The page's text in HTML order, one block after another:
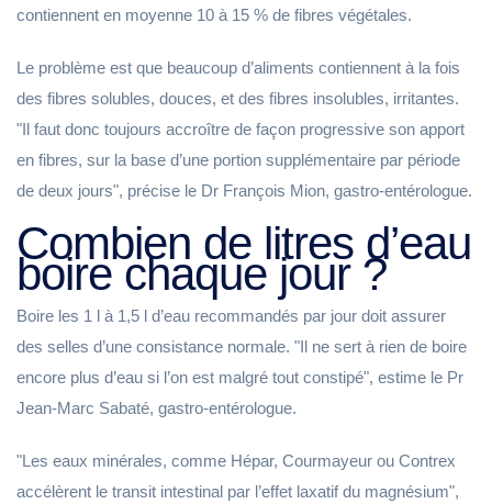
contiennent en moyenne 10 à 15 % de fibres végétales.
Le problème est que beaucoup d’aliments contiennent à la fois
des fibres solubles, douces, et des fibres insolubles, irritantes.
"Il faut donc toujours accroître de façon progressive son apport
en fibres, sur la base d’une portion supplémentaire par période
de deux jours", précise le Dr François Mion, gastro-entérologue.
Combien de litres d’eau
boire chaque jour ?
Boire les 1 l à 1,5 l d’eau recommandés par jour doit assurer
des selles d’une consistance normale. "Il ne sert à rien de boire
encore plus d’eau si l’on est malgré tout constipé", estime le Pr
Jean-Marc Sabaté, gastro-entérologue.
"Les eaux minérales, comme Hépar, Courmayeur ou Contrex
accélèrent le transit intestinal par l’effet laxatif du magnésium",